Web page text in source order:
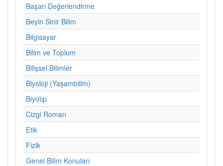
Başarı Değerlendirme
Beyin Sinir Bilim
Bilgisayar
Bilim ve Toplum
Bilişsel Bilimler
Biyoloji (Yaşambilim)
Biyotıp
Cizgi Roman
Etik
Fizik
Genel Bilim Konuları